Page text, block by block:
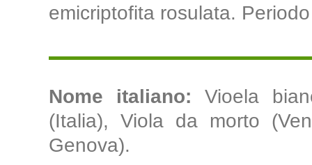
emicriptofita rosulata.
Nome italiano:Vioela
(Italia), Viola da morto
Genova).